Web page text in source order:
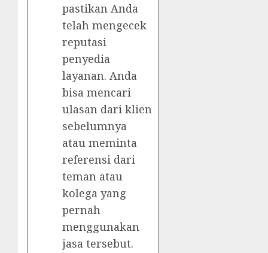
pastikan Anda
telah mengecek
reputasi
penyedia
layanan. Anda
bisa mencari
ulasan dari klien
sebelumnya
atau meminta
referensi dari
teman atau
kolega yang
pernah
menggunakan
jasa tersebut.